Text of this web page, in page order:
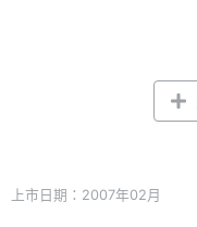
上市日期：2007年02月